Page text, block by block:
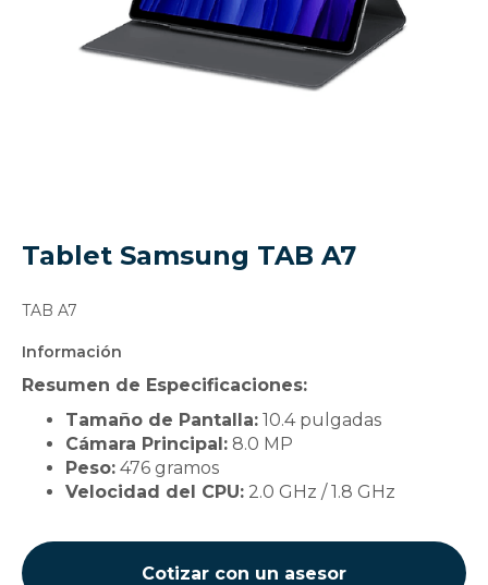
Tablet Samsung TAB A7
TAB A7
Información
Resumen de Especificaciones:
Tamaño de Pantalla: 10.4 pulgadas
Cámara Principal: 8.0 MP
Peso: 476 gramos
Velocidad del CPU: 2.0 GHz / 1.8 GHz
Cotizar con un asesor